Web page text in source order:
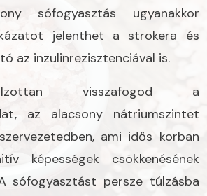
sófogyasztás ugyanakkor
jelenthet a strokera és
az inzulinrezisztenciával is.
visszafogod a
az alacsony nátriumszintet
ami idős korban
képességek csökkenésének
sófogyasztást persze túlzásba